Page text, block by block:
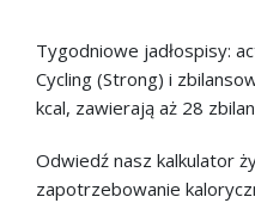
Tygodniowe jadłospisy:
Cycling (Strong) i
kcal, zawierają aż 28
Odwiedź nasz kalkulator
zapotrzebowanie